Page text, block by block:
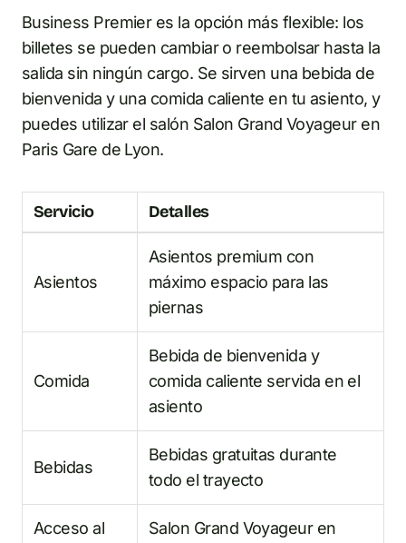
Business Premier es la opción más flexible: los
billetes se pueden cambiar o reembolsar hasta la
salida sin ningún cargo. Se sirven una bebida de
bienvenida y una comida caliente en tu asiento, y
puedes utilizar el salón Salon Grand Voyageur en
Paris Gare de Lyon.
Servicio Detalles
Asientos
Asientos premium con
máximo espacio para las
piernas
Comida
Bebida de bienvenida y
comida caliente servida en el
asiento
Bebidas
Bebidas gratuitas durante
todo el trayecto
Acceso al Salon Grand Voyageur en